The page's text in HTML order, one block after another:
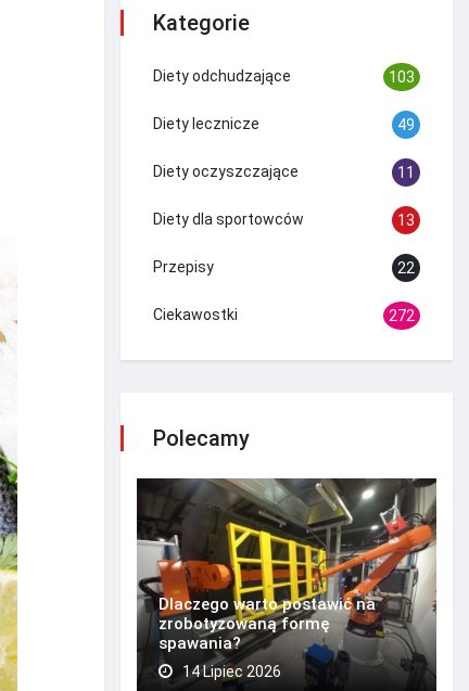
Kategorie
Diety odchudzające 103
Diety lecznicze 49
Diety oczyszczające 11
Diety dla sportowców 13
Przepisy 22
Ciekawostki 272
Polecamy
Dlaczego warto postawić na
zrobotyzowaną formę
spawania?
14 Lipiec 2026